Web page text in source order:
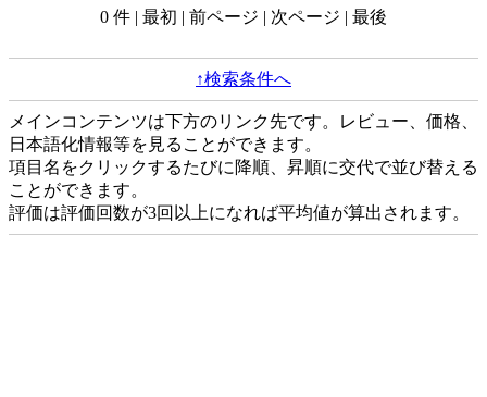
0 件 | 最初 | 前ページ | 次ページ | 最後
↑検索条件へ
メインコンテンツは下方のリンク先です。レビュー、価格、
日本語化情報等を見ることができます。
項目名をクリックするたびに降順、昇順に交代で並び替える
ことができます。
評価は評価回数が3回以上になれば平均値が算出されます。